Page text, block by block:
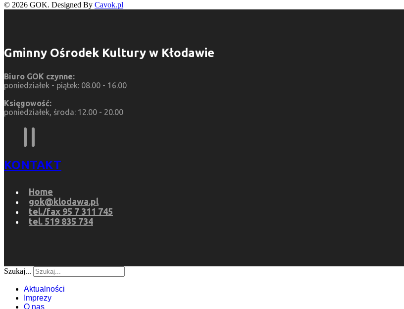
© 2026 GOK. Designed By Cavok.pl
Gminny Ośrodek Kultury w Kłodawie
Biuro GOK czynne:
poniedziałek - piątek: 08.00 - 16.00
Księgowość:
poniedziałek, środa: 12.00 - 20.00
KONTAKT
Home
gok@klodawa.pl
tel./fax 95 7 311 745
tel. 519 835 734
Szukaj...
Aktualności
Imprezy
O nas